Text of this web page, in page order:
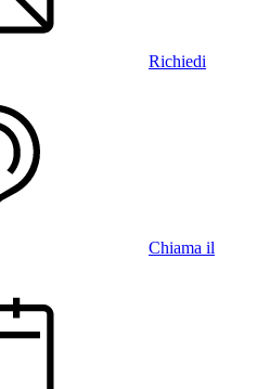
Richiedi
Chiama il